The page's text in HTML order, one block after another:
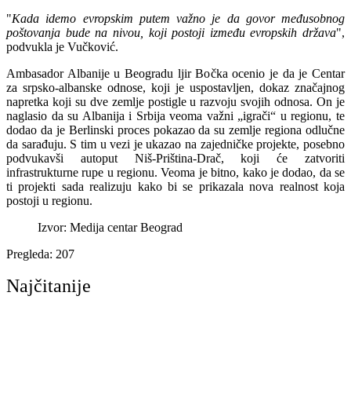
"Kada idemo evropskim putem važno je da govor međusobnog
poštovanja bude na nivou, koji postoji između evropskih država",
podvukla je Vučković.
Ambasador Albanije u Beogradu ljir Bočka ocenio je da je Centar
za srpsko-albanske odnose, koji je uspostavljen, dokaz značajnog
napretka koji su dve zemlje postigle u razvoju svojih odnosa. On je
naglasio da su Albanija i Srbija veoma važni „igrači“ u regionu, te
dodao da je Berlinski proces pokazao da su zemlje regiona odlučne
da sarađuju. S tim u vezi je ukazao na zajedničke projekte, posebno
podvukavši autoput Niš-Priština-Drač, koji će zatvoriti
infrastrukturne rupe u regionu. Veoma je bitno, kako je dodao, da se
ti projekti sada realizuju kako bi se prikazala nova realnost koja
postoji u regionu.
Izvor: Medija centar Beograd
Pregleda: 207
Najčitanije